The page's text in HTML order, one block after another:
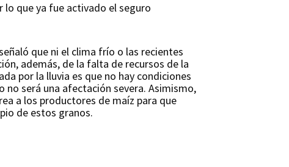
lo que ya fue activado el seguro
que ni el clima frío o las recientes
además, de la falta de recursos de la
por la lluvia es que no hay condiciones
no será una afectación severa. Asimismo,
a los productores de maíz para que
de estos granos.